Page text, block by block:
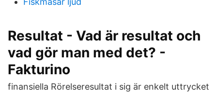
Resultat - Vad är resultat och
vad gör man med det? -
Fakturino
finansiella Rörelseresultat i sig är enkelt uttrycket